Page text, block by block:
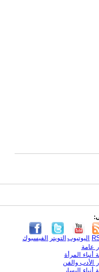
الفيسبوك التويتر اليوتيوب
عامة
أنباء المرأة
الأدب والفن
أنباء اليسار